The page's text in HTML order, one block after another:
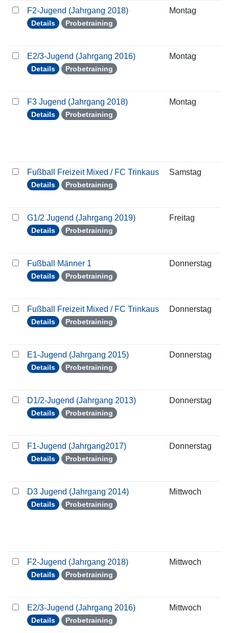
F2-Jugend (Jahrgang 2018)
Details Probetraining
Montag
E2/3-Jugend (Jahrgang 2016)
Details Probetraining
Montag
F3 Jugend (Jahrgang 2018)
Details Probetraining
Montag
Fußball Freizeit Mixed / FC Trinkaus
Details Probetraining
Samstag
G1/2 Jugend (Jahrgang 2019)
Details Probetraining
Freitag
Fußball Männer 1
Details Probetraining
Donnerstag
Fußball Freizeit Mixed / FC Trinkaus
Details Probetraining
Donnerstag
E1-Jugend (Jahrgang 2015)
Details Probetraining
Donnerstag
D1/2-Jugend (Jahrgang 2013)
Details Probetraining
Donnerstag
F1-Jugend (Jahrgang2017)
Details Probetraining
Donnerstag
D3 Jugend (Jahrgang 2014)
Details Probetraining
Mittwoch
F2-Jugend (Jahrgang 2018)
Details Probetraining
Mittwoch
E2/3-Jugend (Jahrgang 2016)
Details Probetraining
Mittwoch